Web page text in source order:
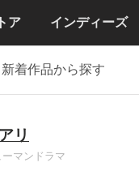
ア インディーズ
新着作品から探す
リ
ーマンドラマ